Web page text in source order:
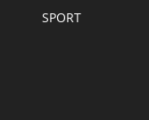
SPORT